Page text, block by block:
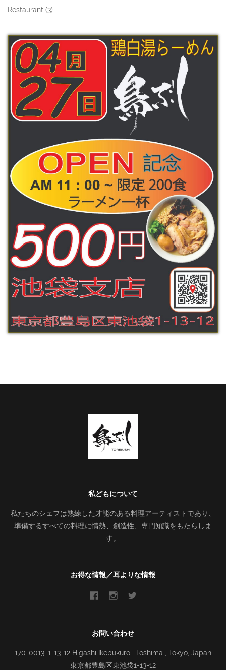
Restaurant (3)
私どもについて
私たちのシェフは熟練した才能のある料理アーティストであり、
準備するすべての料理に情熱、創造性、専門知識をもたらしま
す。
お得な情報／耳よりな情報
お問い合わせ
170-0013, 1-13-12 Higashi Ikebukuro , Toshima , Tokyo, Japan
東京都豊島区東池袋1-13-12